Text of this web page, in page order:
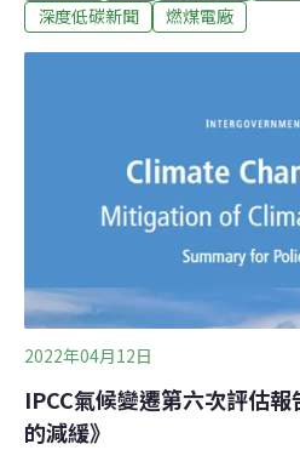
量以長期來說似乎有下降的趨勢
了，在中國尤其明顯。根據美
測」（Global Energy Monitor
興建中的燃煤發電總裝置容量
525GW降至457GW），創下興
外，計劃新建燃煤電廠的國家
初的41個國家減少到34個。但
速度趨緩，則使得減煤成效大
深度低碳新聞
燃煤電廠
2022年04月12日
IPCC氣候變遷第六次評估
的減緩》